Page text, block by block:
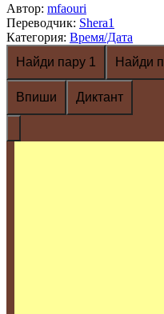
Автор: mfaouri
Переводчик: Shera1
Категория: Время/Дата
Найди пару 1
Найди
Впиши Диктант